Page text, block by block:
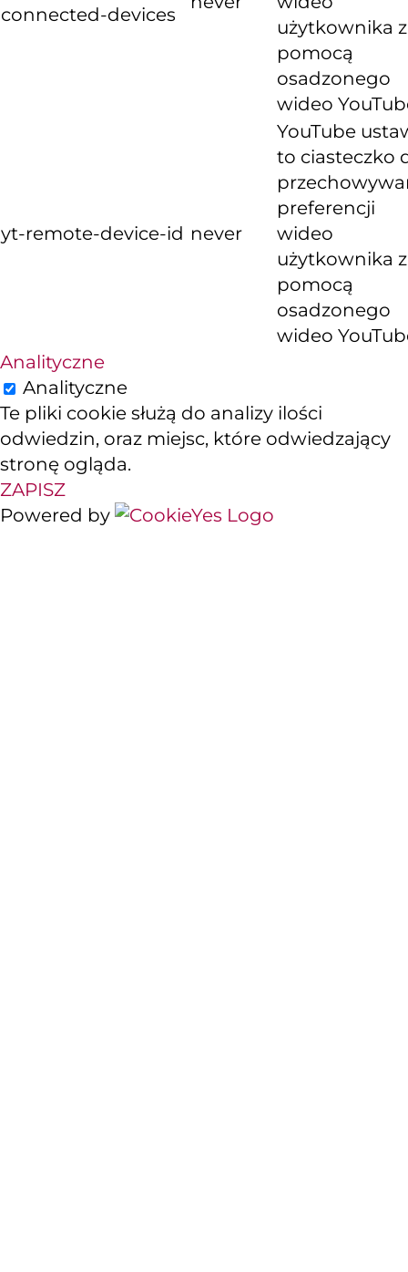
connected-devices
użytkownika
pomocą
osadzonego
wideo
yt-remote-device-id never
YouTube
to ciasteczko
preferencji
wideo
użytkownika
pomocą
osadzonego
wideo
Analityczne
Analityczne
Te pliki cookie służą do analizy ilości
odwiedzin, oraz miejsc, które odwiedzający
stronę ogląda.
ZAPISZ
Powered by